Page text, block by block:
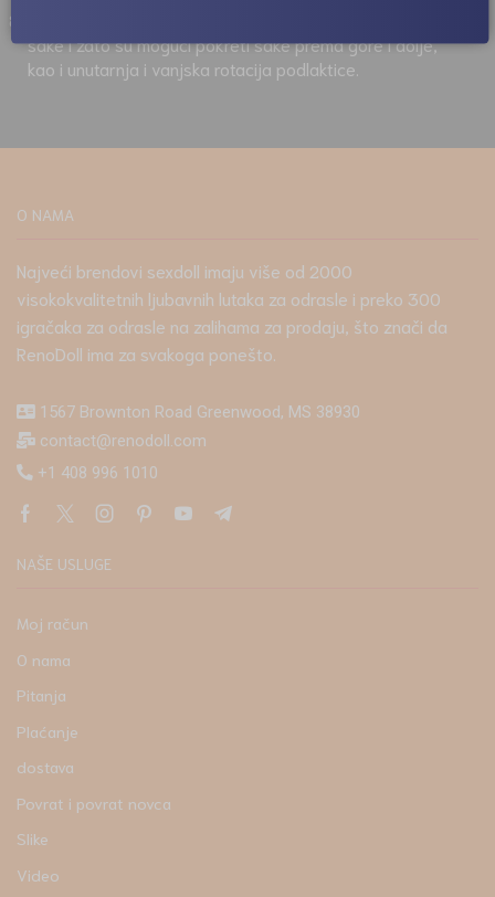
šake i zato su mogući pokreti šake prema gore i dolje,
kao i unutarnja i vanjska rotacija podlaktice.
O NAMA
Najveći brendovi sexdoll imaju više od 2000
visokokvalitetnih ljubavnih lutaka za odrasle i preko 300
igračaka za odrasle na zalihama za prodaju, što znači da
RenoDoll ima za svakoga ponešto.
1567 Brownton Road Greenwood, MS 38930
contact@renodoll.com
+1 408 996 1010
NAŠE USLUGE
Moj račun
O nama
Pitanja
Plaćanje
dostava
Povrat i povrat novca
Slike
Video